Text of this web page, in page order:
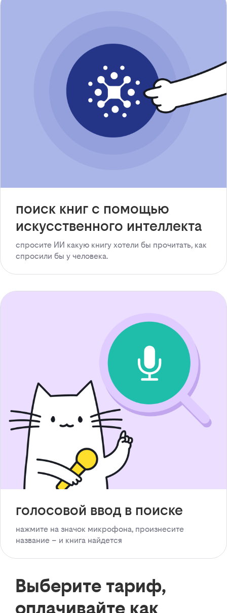
поиск книг с помощью
искусственного интеллекта
спросите ИИ какую книгу хотели бы прочитать, как
спросили бы у человека.
голосовой ввод в поиске
нажмите на значок микрофона, произнесите
название – и книга найдется
Выберите тариф,
оплачивайте как